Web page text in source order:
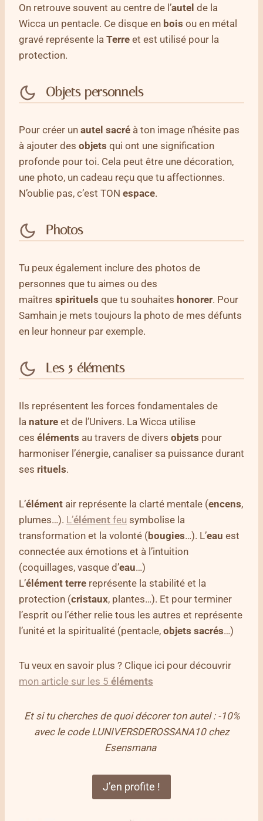
On retrouve souvent au centre de l’autel de la
Wicca un pentacle. Ce disque en bois ou en métal
gravé représente la Terre et est utilisé pour la
protection.
Objets personnels
Pour créer un autel sacré à ton image n’hésite pas
à ajouter des objets qui ont une signification
profonde pour toi. Cela peut être une décoration,
une photo, un cadeau reçu que tu affectionnes.
N’oublie pas, c’est TON espace.
Photos
Tu peux également inclure des photos de
personnes que tu aimes ou des
maîtres spirituels que tu souhaites honorer. Pour
Samhain je mets toujours la photo de mes défunts
en leur honneur par exemple.
Les 5 éléments
Ils représentent les forces fondamentales de
la nature et de l’Univers. La Wicca utilise
ces éléments au travers de divers objets pour
harmoniser l’énergie, canaliser sa puissance durant
ses rituels.
L’élément air représente la clarté mentale (encens,
plumes…). L’élément feu symbolise la
transformation et la volonté (bougies…). L’eau est
connectée aux émotions et à l’intuition
(coquillages, vasque d’eau…)
L’élément terre représente la stabilité et la
protection (cristaux, plantes…). Et pour terminer
l’esprit ou l’éther relie tous les autres et représente
l’unité et la spiritualité (pentacle, objets sacrés…)
Tu veux en savoir plus ? Clique ici pour découvrir
mon article sur les 5 éléments
Et si tu cherches de quoi décorer ton autel : -10%
avec le code LUNIVERSDEROSSANA10 chez
Esensmana
J’en profite !